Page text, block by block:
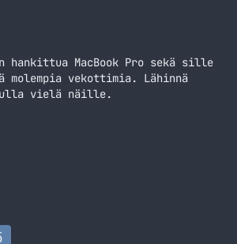
MacBook Pro sekä sille
vekottimia. Lähinnä
vielä näille.